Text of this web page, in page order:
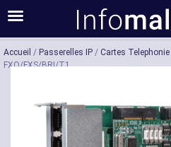
Acheter Description
Accueil / Passerelles IP / Cartes Telephonie
FXO/FXS/BRI/T1